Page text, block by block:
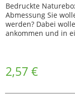
Bedruckte
Abmessung Sie
werden? Dabei
ankommen und in
2,57 €